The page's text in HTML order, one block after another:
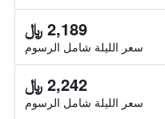
2,189 ﷼
سعر الليلة شامل الرسوم
2,242 ﷼
سعر الليلة شامل الرسوم